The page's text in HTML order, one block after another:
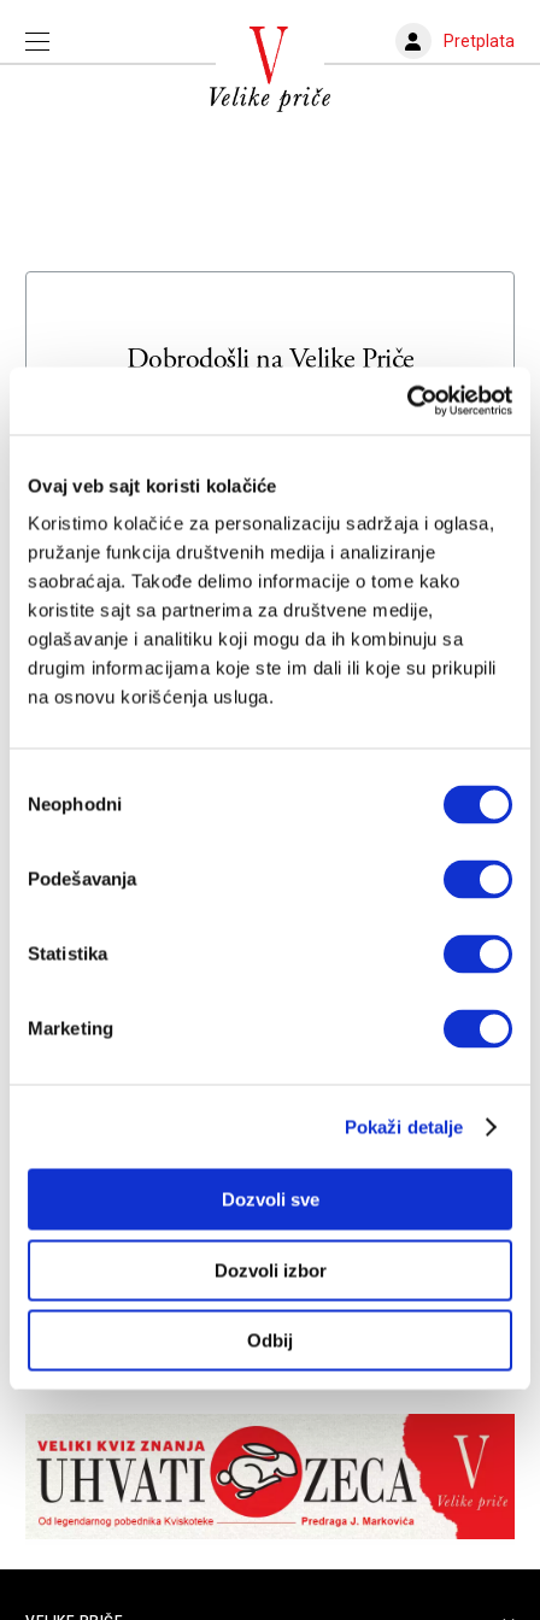
Ovaj veb sajt koristi kolačiće
Koristimo kolačiće za personalizaciju sadržaja i oglasa,
pružanje funkcija društvenih medija i analiziranje
saobraćaja. Takođe delimo informacije o tome kako
koristite sajt sa partnerima za društvene medije,
oglašavanje i analitiku koji mogu da ih kombinuju sa
drugim informacijama koje ste im dali ili koje su prikupili
na osnovu korišćenja usluga.
сагласности
Neophodni
Podešavanja
Statistika
Marketing
Pokaži detalje
Dozvoli sve
Dozvoli izbor
Odbij
Pretplata
Dobrodošli naVelike Priče
Unesite svoju adresu e-pošte da biste se prijavili ili kreirali
Email adresa
Lozinka
Zaboravljena lozinka?